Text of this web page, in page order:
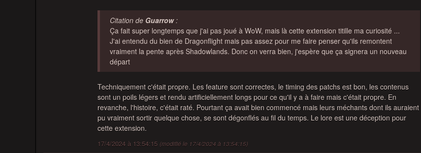
Citation de Guarrow:
Ça fait super longtemps que j'ai pas joué à WoW, mais là cette extension titille ma curiosité ...
J'ai entendu du bien de Dragonflight mais pas assez pour me faire penser qu'ils remontent
vraiment la pente après Shadowlands. Donc on verra bien, j'espère que ça signera un nouveau
départ
Techniquement c'était propre. Les feature sont correctes, le timing des patchs est bon, les contenus
sont un poils légers et rendu artificiellement longs pour ce qu'il y a à faire mais c'était propre. En
revanche, l'histoire, c'était raté. Pourtant ça avait bien commencé mais leurs méchants dont ils auraient
pu vraiment sortir quelque chose, se sont dégonflés au fil du temps. Le lore est une déception pour
cette extension.
17/4/2024 à 13:54:15 (modifié le 17/4/2024 à 13:54:15)